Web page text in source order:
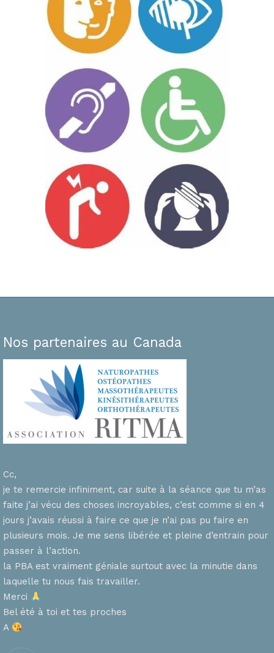
Nos partenaires au Canada
Cc,
je te remercie infiniment, car suite à la séance que tu m’as
faite j’ai vécu des choses incroyables, c’est comme si en 4
jours j’avais réussi à faire ce que je n’ai pas pu faire en
plusieurs mois. Je me sens libérée et pleine d’entrain pour
passer à l’action.
la PBA est vraiment géniale surtout avec la minutie dans
laquelle tu nous fais travailler.
Merci
Bel été à toi et tes proches
A